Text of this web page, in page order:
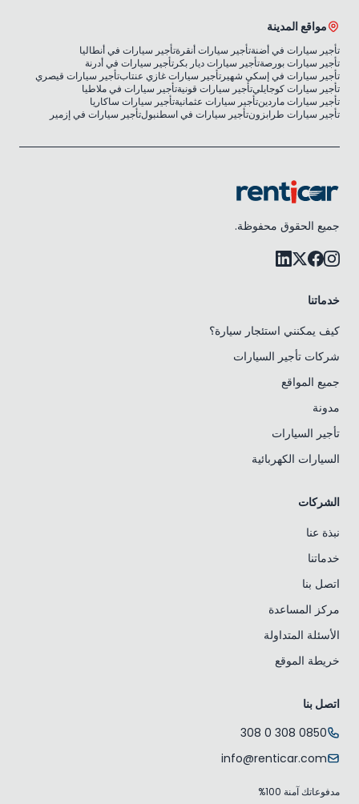
مواقع المدينة
تأجير سيارات في أضنةتأجير سيارات أنقرةتأجير سيارات في أنطاليا
تأجير سيارات بورصةتأجير سيارات ديار بكرتأجير سيارات في أدرنة
تأجير سيارات في إسكي شهيرتأجير سيارات غازي عنتابتأجير سيارات قيصري
تأجير سيارات كوجايليتأجير سيارات قونيةتأجير سيارات في ملاطيا
تأجير سيارات ماردينتأجير سيارات عثمانيةتأجير سيارات ساكاريا
تأجير سيارات طرابزونتأجير سيارات في اسطنبولتأجير سيارات في إزمير
جميع الحقوق محفوظة.
خدماتنا
كيف يمكنني استئجار سيارة؟
شركات تأجير السيارات
جميع المواقع
مدونة
تأجير السيارات
السيارات الكهربائية
الشركات
نبذة عنا
خدماتنا
اتصل بنا
مركز المساعدة
الأسئلة المتداولة
خريطة الموقع
اتصل بنا
0850 308 0 308
info@renticar.com
مدفوعاتك آمنة 100%